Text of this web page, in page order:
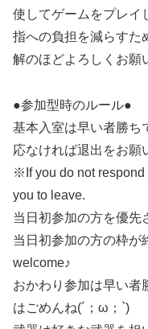
使してゲームをプレイ
指への負担を減らす
解のほどよろしくお願
●参加型時のルール●
基本入室は早い者勝ち
応なければ退出をお願
※If you do not
you to leave.
当日初参加の方を優先
当日初参加の方の枠が
welcome♪
おかわり参加は早い者
はごめんね(´；ω；`)